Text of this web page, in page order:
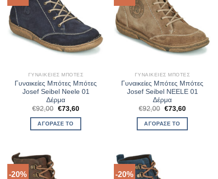
ΓΥΝΑΙΚΕΊΕΣ ΜΠΌΤΕΣ
Γυναικείες Μπότες Μπότες
Josef Seibel Neele 01
Δέρμα
€92,00 Original
was:
€92,00.
€73,60Η
ΑΓΌΡΑΣΈ ΤΟ
ΓΥΝΑΙΚΕΊΕΣ ΜΠΌΤΕΣ
Γυναικείες Μπότες Μπότες
Josef Seibel NEELE 01
Δέρμα
€92,00 Original
was:
€92,00.
€73,60Η
ΑΓΌΡΑΣΈ ΤΟ
-20% -20%